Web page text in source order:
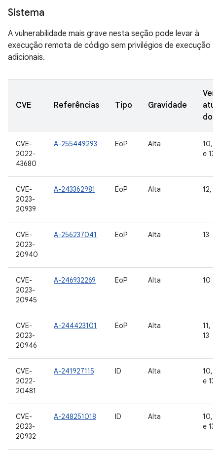
Sistema
A vulnerabilidade mais grave nesta seção pode levar à
execução remota de código sem privilégios de execução
adicionais.
CVE Referências Tipo Gravidade
do
CVE-
2022-
43680
A-255449293 EoP Alta
10,
e 13
CVE-
2023-
20939
A-243362981 EoP Alta 12,
CVE-
2023-
20940
A-256237041 EoP Alta 13
CVE-
2023-
20945
A-246932269 EoP Alta 10
CVE-
2023-
20946
A-244423101 EoP Alta
11,
13
CVE-
2022-
20481
A-241927115 ID Alta
10,
e 13
CVE-
2023-
20932
A-248251018 ID Alta
10,
e 13